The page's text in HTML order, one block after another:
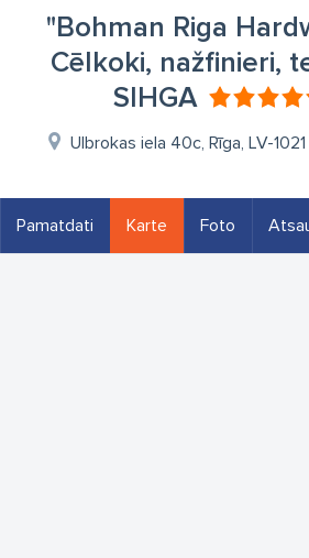
"Bohman Riga
Cēlkoki, nažfinieri,
SIHGA
Ulbrokas iela 40c, Rīga, LV-1021
Pamatdati Karte Foto